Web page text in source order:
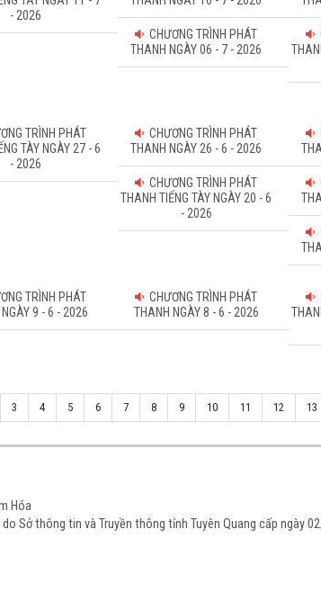
- 2026
CHƯƠNG TRÌNH PHÁT
THANH NGÀY 06 - 7 - 2026
TRÌNH PHÁT
TÀY NGÀY 27 - 6
- 2026
CHƯƠNG TRÌNH PHÁT
THANH NGÀY 26 - 6 - 2026
CHƯƠNG TRÌNH PHÁT
THANH TIẾNG TÀY NGÀY 20 - 6
- 2026
TRÌNH PHÁT
9 - 6 - 2026
CHƯƠNG TRÌNH PHÁT
THANH NGÀY 8 - 6 - 2026
3 4 5 6 7 8 9 10 11 12 13
Hóa
Sở thông tin và Truyền thông tỉnh Tuyên Quang cấp ngày